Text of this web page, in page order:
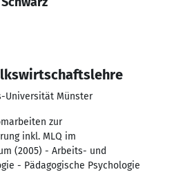
Universität Münster
zur
inkl. MLQ im
(2005) - Arbeits- und
- Pädagogische Psychologie